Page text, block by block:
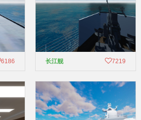
6186 长江舰 7219